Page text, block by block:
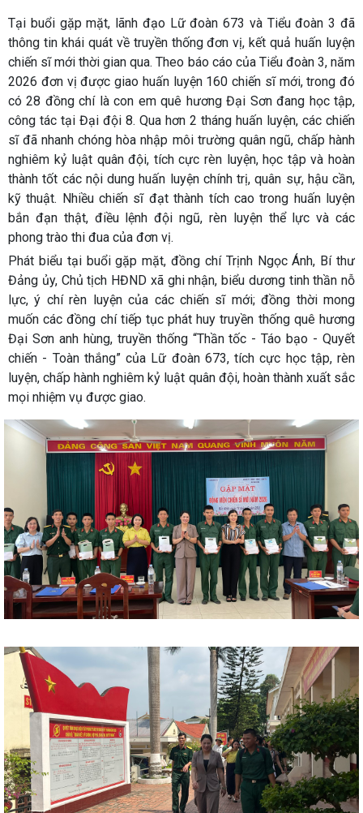
Tại buổi gặp mặt, lãnh đạo Lữ đoàn 673 và Tiểu đoàn 3 đã
thông tin khái quát về truyền thống đơn vị, kết quả huấn luyện
chiến sĩ mới thời gian qua. Theo báo cáo của Tiểu đoàn 3, năm
2026 đơn vị được giao huấn luyện 160 chiến sĩ mới, trong đó
có 28 đồng chí là con em quê hương Đại Sơn đang học tập,
công tác tại Đại đội 8. Qua hơn 2 tháng huấn luyện, các chiến
sĩ đã nhanh chóng hòa nhập môi trường quân ngũ, chấp hành
nghiêm kỷ luật quân đội, tích cực rèn luyện, học tập và hoàn
thành tốt các nội dung huấn luyện chính trị, quân sự, hậu cần,
kỹ thuật. Nhiều chiến sĩ đạt thành tích cao trong huấn luyện
bắn đạn thật, điều lệnh đội ngũ, rèn luyện thể lực và các
phong trào thi đua của đơn vị.
Phát biểu tại buổi gặp mặt, đồng chí Trịnh Ngọc Ánh, Bí thư
Đảng ủy, Chủ tịch HĐND xã ghi nhận, biểu dương tinh thần nỗ
lực, ý chí rèn luyện của các chiến sĩ mới; đồng thời mong
muốn các đồng chí tiếp tục phát huy truyền thống quê hương
Đại Sơn anh hùng, truyền thống “Thần tốc - Táo bạo - Quyết
chiến - Toàn thắng” của Lữ đoàn 673, tích cực học tập, rèn
luyện, chấp hành nghiêm kỷ luật quân đội, hoàn thành xuất sắc
mọi nhiệm vụ được giao.